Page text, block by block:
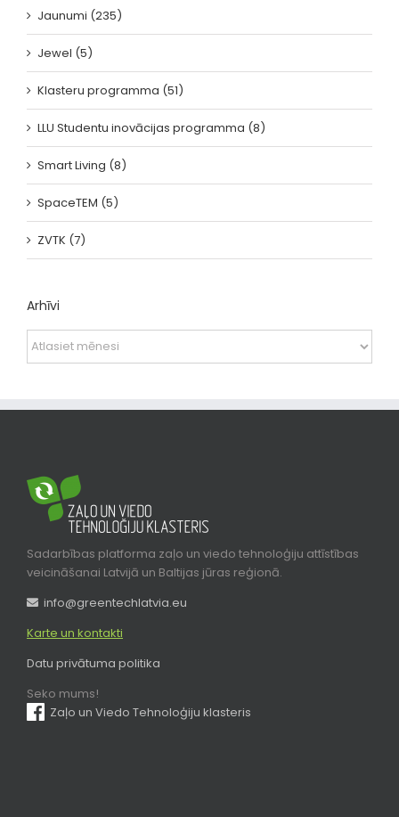
Jewel (5)
Klasteru programma (51)
LLU Studentu inovācijas programma (8)
Smart Living (8)
SpaceTEM (5)
ZVTK (7)
Sadarbības platforma zaļo un viedo tehnoloģiju attīstības
veicināšanai Latvijā un Baltijas jūras reģionā.
info@greentechlatvia.eu
Karte un kontakti
Datu privātuma politika
Seko mums!
Zaļo un Viedo Tehnoloģiju klasteris